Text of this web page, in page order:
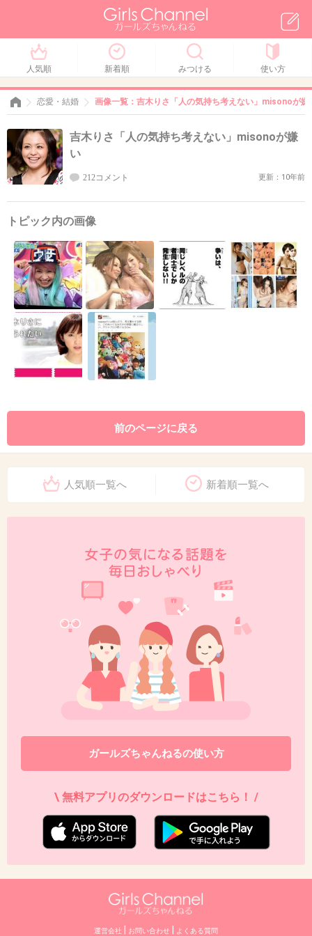
人気順 新着順 みつける 使い方
恋愛・結婚 画像一覧：吉木りさ「人の気持ち考えない」misonoが嫌
吉木りさ「人の気持ち考えない」misonoが嫌
い
212コメント 更新：10年前
トピック内の画像
前のページに戻る
人気順一覧へ 新着順一覧へ
ガールズちゃんねるの使い方
\ 無料アプリのダウンロードはこちら！ /
運営会社 お問い合わせ よくある質問